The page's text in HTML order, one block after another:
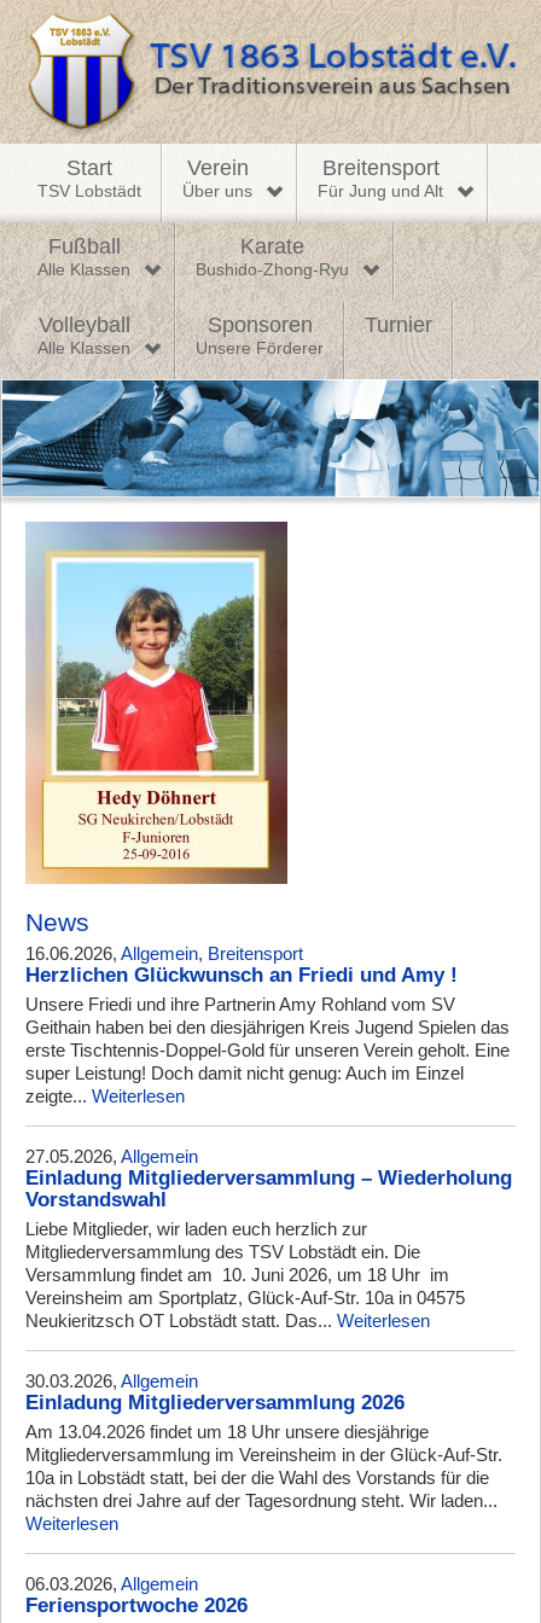
Start
TSV Lobstädt
Verein
Über uns
Breitensport
Für Jung und Alt
Fußball
Alle Klassen
Karate
Bushido-Zhong-Ryu
Volleyball
Alle Klassen
Sponsoren
Unsere Förderer
Turnier
News
16.06.2026, Allgemein, Breitensport
Herzlichen Glückwunsch an Friedi und Amy !
Unsere Friedi und ihre Partnerin Amy Rohland vom SV
Geithain haben bei den diesjährigen Kreis Jugend Spielen das
erste Tischtennis-Doppel-Gold für unseren Verein geholt. Eine
super Leistung! Doch damit nicht genug: Auch im Einzel
zeigte... Weiterlesen
27.05.2026, Allgemein
Einladung Mitgliederversammlung – Wiederholung
Vorstandswahl
Liebe Mitglieder, wir laden euch herzlich zur
Mitgliederversammlung des TSV Lobstädt ein. Die
Versammlung findet am 10. Juni 2026, um 18 Uhr im
Vereinsheim am Sportplatz, Glück-Auf-Str. 10a in 04575
Neukieritzsch OT Lobstädt statt. Das... Weiterlesen
30.03.2026, Allgemein
Einladung Mitgliederversammlung 2026
Am 13.04.2026 findet um 18 Uhr unsere diesjährige
Mitgliederversammlung im Vereinsheim in der Glück-Auf-Str.
10a in Lobstädt statt, bei der die Wahl des Vorstands für die
nächsten drei Jahre auf der Tagesordnung steht. Wir laden...
Weiterlesen
06.03.2026, Allgemein
Feriensportwoche 2026